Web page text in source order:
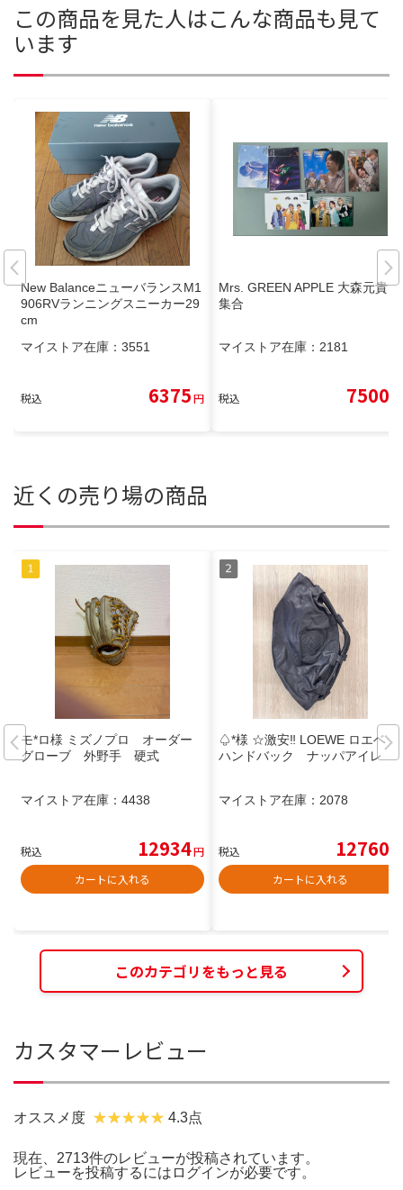
この商品を見た人はこんな商品も見て
います
New BalanceニューバランスM1
906RVランニングスニーカー29
cm
マイストア在庫： 3551
税込 6375円
Mrs. GREEN APPLE 大森元貴
集合
マイストア在庫： 2181
税込 7500
近くの売り場の商品
モ*ロ様 ミズノプロ オーダー
グローブ 外野手 硬式
マイストア在庫： 4438
税込 12934円
カートに入れる
♤*様 ☆激安‼️ LOEWE ロエベ
ハンドバック ナッパアイレ
マイストア在庫： 2078
税込 12760
カートに入れる
このカテゴリをもっと見る
カスタマーレビュー
オススメ度 4.3点
現在、2713件のレビューが投稿されています。
レビューを投稿するには ログインが必要です。